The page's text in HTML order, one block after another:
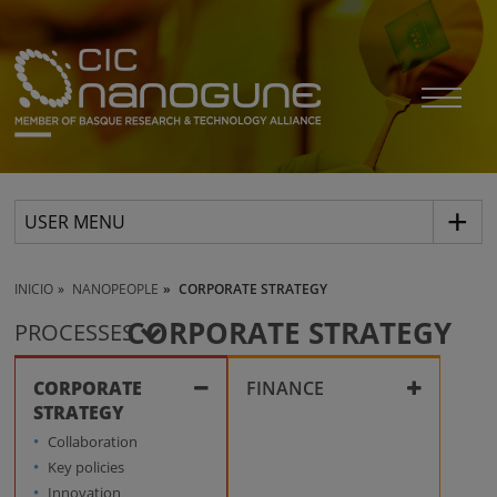
USER MENU
INICIO NANOPEOPLE CORPORATE STRATEGY
CORPORATE STRATEGY
PROCESSES
CORPORATE
STRATEGY
Collaboration
Key policies
Innovation
FINANCE